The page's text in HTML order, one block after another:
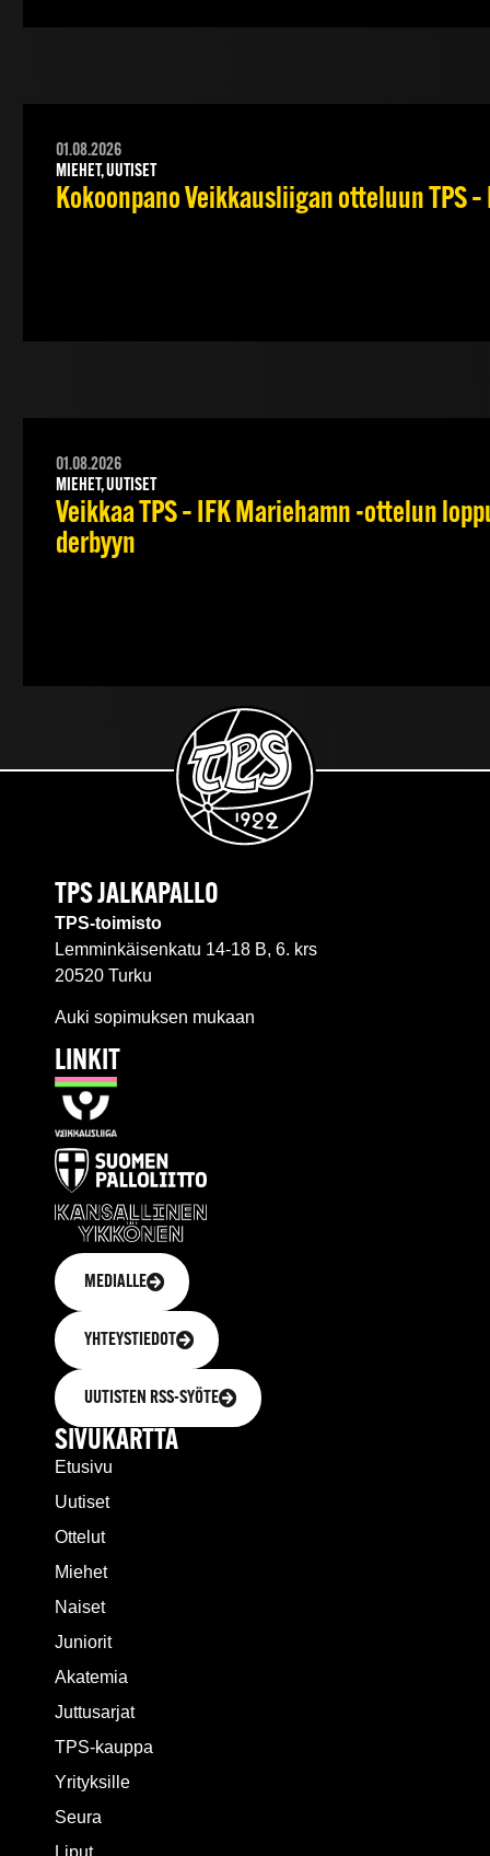
01.08.2026
MIEHET, UUTISET
Kokoonpano Veikkausliigan otteluun TPS
01.08.2026
MIEHET, UUTISET
Veikkaa TPS – IFK Mariehamn -ottelun
derbyyn
TPS JALKAPALLO
TPS-toimisto
Lemminkäisenkatu 14-18 B, 6. krs
20520 Turku
Auki sopimuksen mukaan
LINKIT
MEDIALLE
YHTEYSTIEDOT
UUTISTEN RSS-SYÖTE
SIVUKARTTA
Etusivu
Uutiset
Ottelut
Miehet
Naiset
Juniorit
Akatemia
Juttusarjat
TPS-kauppa
Yrityksille
Seura
Liput